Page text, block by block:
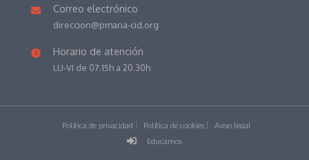
Correo electrónico
direccion@pmaria-cid.org
Horario de atención
LU-VI de 07.15h a 20.30h
Política de privacidad Política de cookies
Aviso legal
Educamos